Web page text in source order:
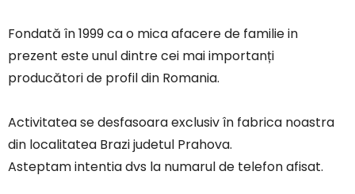
Fondată în 1999 ca o mica afacere de familie in
prezent este unul dintre cei mai importanți
producători de profil din Romania.
Activitatea se desfasoara exclusiv în fabrica noastra
din localitatea Brazi judetul Prahova.
Asteptam intentia dvs la numarul de telefon afisat.